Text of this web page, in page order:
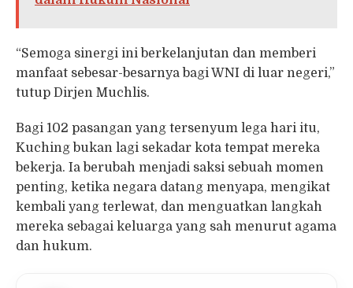
“Semoga sinergi ini berkelanjutan dan memberi
manfaat sebesar-besarnya bagi WNI di luar negeri,”
tutup Dirjen Muchlis.
Bagi 102 pasangan yang tersenyum lega hari itu,
Kuching bukan lagi sekadar kota tempat mereka
bekerja. Ia berubah menjadi saksi sebuah momen
penting, ketika negara datang menyapa, mengikat
kembali yang terlewat, dan menguatkan langkah
mereka sebagai keluarga yang sah menurut agama
dan hukum.